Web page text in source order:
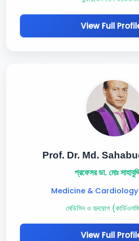
View Full
Prof. Dr. Md.
প্রফেসর ডা. মোঃ
Medicine &
মেডিসিন ও হৃদরোগ
View Full